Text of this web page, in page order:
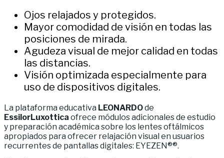
Ojos relajados y protegidos.
Mayor comodidad de visión en todas las
posiciones de mirada.
Agudeza visual de mejor calidad en todas
las distancias.
Visión optimizada especialmente para
uso de dispositivos digitales.
La plataforma educativa LEONARDOde
EssilorLuxottica ofrece módulos adicionales de estudio
y preparación académica sobre los lentes oftálmicos
apropiados para ofrecer relajación visual en usuarios
recurrentes de pantallas digitales: EYEZEN®®.